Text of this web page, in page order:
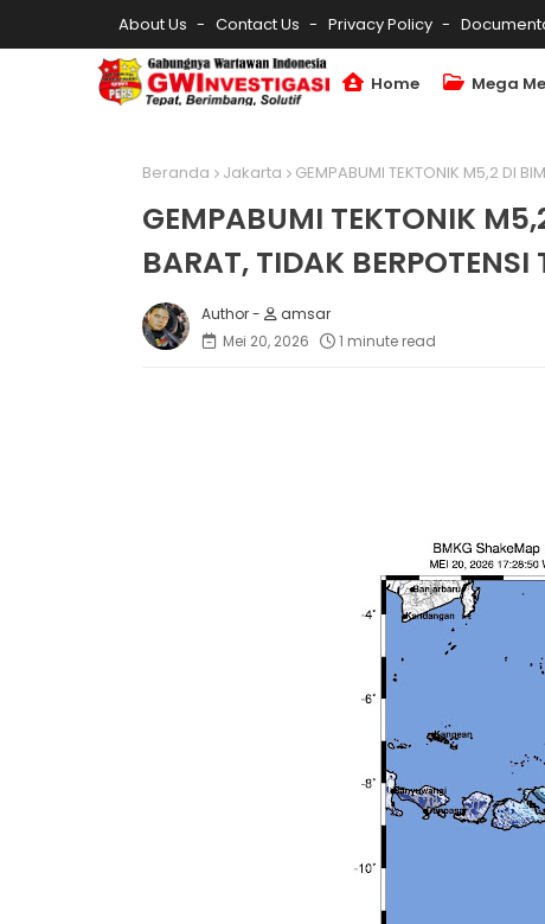
About Us Contact Us Privacy Policy
Home Mega
Beranda Jakarta GEMPABUMI TEKTONIK M5,2 DI
GEMPABUMI TEKTONIK
BARAT, TIDAK BERPOTENSI
amsar
Mei 20, 2026
1 minute read